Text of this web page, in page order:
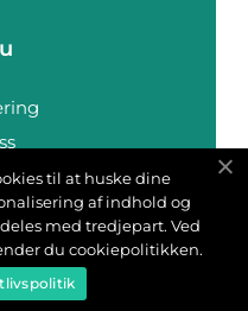
oss
til at huske dine
af indhold og
med tredjepart. Ved
du cookiepolitikken.